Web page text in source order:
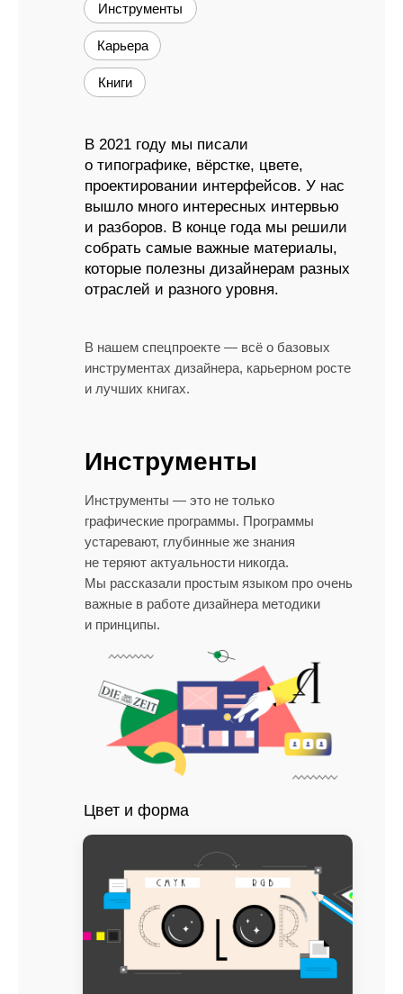
Инструменты
Карьера
Книги
В 2021 году мы писали
о типографике, вёрстке, цвете,
проектировании интерфейсов. У нас
вышло много интересных интервью
и разборов. В конце года мы решили
собрать самые важные материалы,
которые полезны дизайнерам разных
отраслей и разного уровня.
В нашем спецпроекте — всё о базовых
инструментах дизайнера, карьерном росте
и лучших книгах.
Инструменты
Инструменты — это не только
графические программы. Программы
устаревают, глубинные же знания
не теряют актуальности никогда.
Мы рассказали простым языком про очень
важные в работе дизайнера методики
и принципы.
Цвет и форма